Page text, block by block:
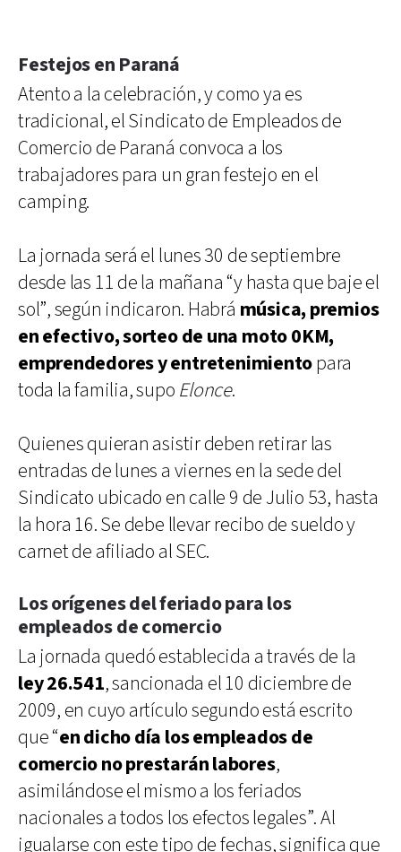
Festejos en Paraná
Atento a la celebración, y como ya es
tradicional, el Sindicato de Empleados de
Comercio de Paraná convoca a los
trabajadores para un gran festejo en el
camping.
La jornada será el lunes 30 de septiembre
desde las 11 de la mañana “y hasta que baje el
sol”, según indicaron. Habrá música, premios
en efectivo, sorteo de una moto 0KM,
emprendedores y entretenimientopara
toda la familia, supo Elonce.
Quienes quieran asistir deben retirar las
entradas de lunes a viernes en la sede del
Sindicato ubicado en calle 9 de Julio 53, hasta
la hora 16. Se debe llevar recibo de sueldo y
carnet de afiliado al SEC.
Los orígenes del feriado para los
empleados de comercio
La jornada quedó establecida a través de la
ley 26.541, sancionada el 10 diciembre de
2009, en cuyo artículo segundo está escrito
que “en dicho día los empleados de
comercio no prestarán labores,
asimilándose el mismo a los feriados
nacionales a todos los efectos legales”. Al
igualarse con este tipo de fechas, significa que